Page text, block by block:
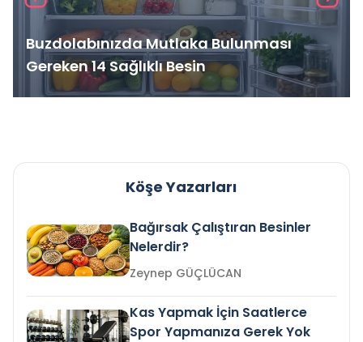
Buzdolabınızda Mutlaka Bulunması
Gereken 14 Sağlıklı Besin
Köşe Yazarları
Bağırsak Çalıştıran Besinler
Nelerdir?
Zeynep GÜÇLÜCAN
Kas Yapmak İçin Saatlerce
Spor Yapmanıza Gerek Yok